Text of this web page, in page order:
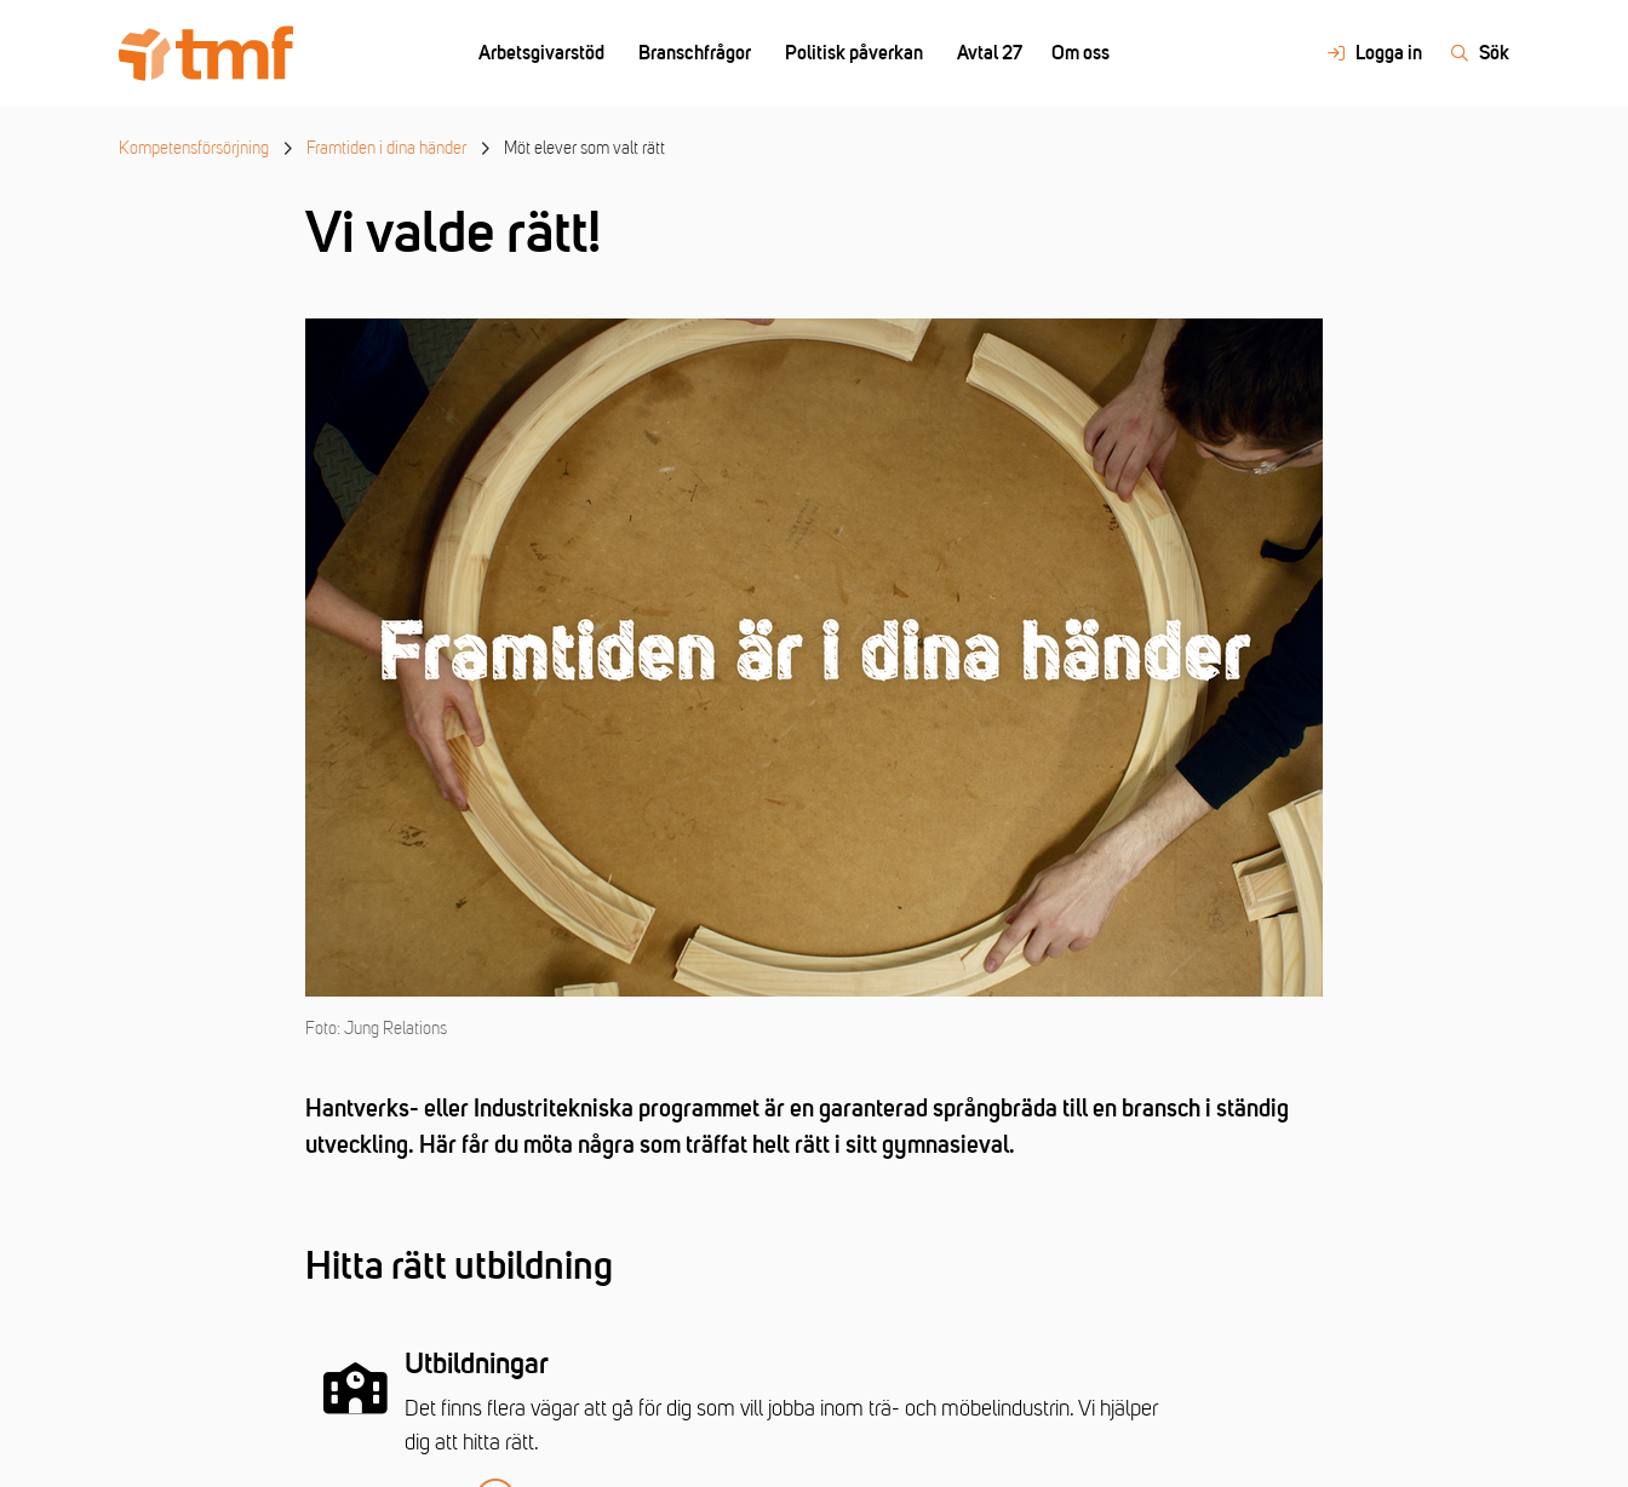
Arbetsgivarstöd Branschfrågor Politisk påverkan Avtal 27 Om oss Logga in Sök
Kompetensförsörjning Framtiden i dina händer Möt elever som valt rätt
Vi valde rätt!
Foto: Jung Relations
Hantverks- eller Industritekniska programmet är en garanterad språngbräda till en bransch i ständig
utveckling. Här får du möta några som träffat helt rätt i sitt gymnasieval.
Hitta rätt utbildning
Utbildningar
Det finns flera vägar att gå för dig som vill jobba inom trä- och möbelindustrin. Vi hjälper
dig att hitta rätt.